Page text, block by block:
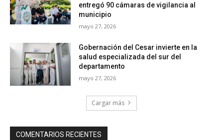
entregó 90 cámaras de vigilancia al
municipio
mayo 27, 2026
Gobernación del Cesar invierte en la
salud especializada del sur del
departamento
mayo 27, 2026
Cargar más
COMENTARIOS RECIENTES